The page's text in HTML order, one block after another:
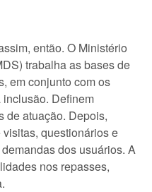
então. O Ministério
trabalha as bases de
em conjunto com os
Definem
de atuação. Depois,
questionários e
dos usuários. A
nos repasses,